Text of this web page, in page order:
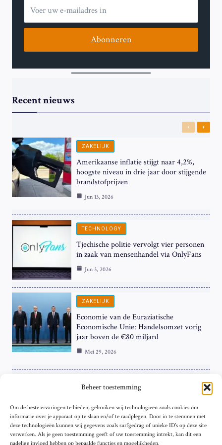
Beheer toestemming
Om de beste ervaringen te bieden, gebruiken wij technologieën zoals cookies om
informatie over je apparaat op te slaan en/of te raadplegen. Door in te stemmen met
deze technologieën kunnen wij gegevens zoals surfgedrag of unieke ID's op deze site
verwerken. Als je geen toestemming geeft of uw toestemming intrekt, kan dit een
nadelige invloed hebben op bepaalde functies en mogelijkheden.
Abonneren
Recent nieuws
Previous
Next
ZAKELIJK
Amerikaanse inflatie stijgt naar 4,2%,
hoogste niveau in drie jaar door stijgende
brandstofprijzen
Jun 13, 2026
TECHNOLOGY
Tjechische politie vervolgt vier personen
in zaak van mensenhandel via OnlyFans
Jun 3, 2026
ZAKELIJK
Economie van de Euraziatische
Economische Unie: Handelsomzet vorig
jaar boven de €80 miljard
Mei 29, 2026
ZAKELIJK
Hardnekkige Inflatie bij de ‘Grote Vier’
van de Eurozone
Mei 29, 2026